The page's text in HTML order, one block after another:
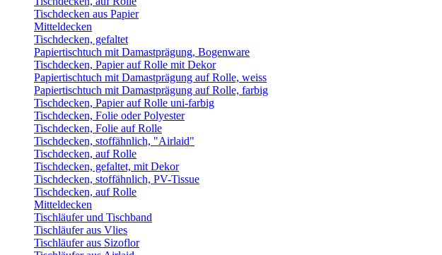
Tischdecken aus Papier
Mitteldecken
Tischdecken, gefaltet
Papiertischtuch mit Damastprägung, Bogenware
Tischdecken, Papier auf Rolle mit Dekor
Papiertischtuch mit Damastprägung auf Rolle, weiss
Papiertischtuch mit Damastprägung auf Rolle, farbig
Tischdecken, Papier auf Rolle uni-farbig
Tischdecken, Folie oder Polyester
Tischdecken, Folie auf Rolle
Tischdecken, stoffähnlich, "Airlaid"
Tischdecken, auf Rolle
Tischdecken, gefaltet, mit Dekor
Tischdecken, stoffähnlich, PV-Tissue
Tischdecken, auf Rolle
Mitteldecken
Tischläufer und Tischband
Tischläufer aus Vlies
Tischläufer aus Sizoflor